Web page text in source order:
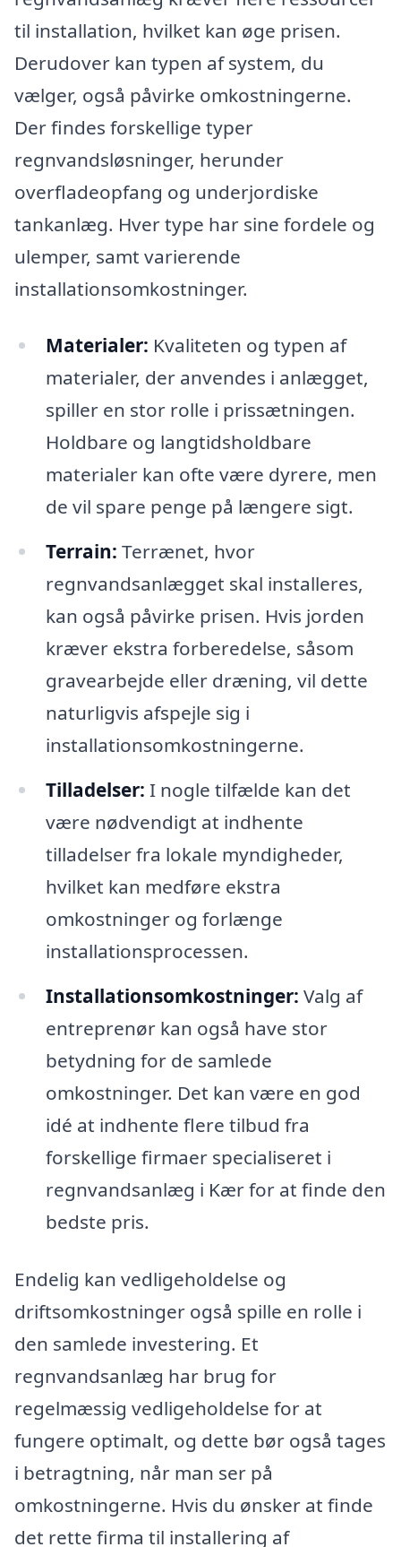
til installation, hvilket kan øge prisen.
Derudover kan typen af system, du
vælger, også påvirke omkostningerne.
Der findes forskellige typer
regnvandsløsninger, herunder
overfladeopfang og underjordiske
tankanlæg. Hver type har sine fordele og
ulemper, samt varierende
installationsomkostninger.
Materialer: Kvaliteten og typen af
materialer, der anvendes i anlægget,
spiller en stor rolle i prissætningen.
Holdbare og langtidsholdbare
materialer kan ofte være dyrere, men
de vil spare penge på længere sigt.
Terrain: Terrænet, hvor
regnvandsanlægget skal installeres,
kan også påvirke prisen. Hvis jorden
kræver ekstra forberedelse, såsom
gravearbejde eller dræning, vil dette
naturligvis afspejle sig i
installationsomkostningerne.
Tilladelser: I nogle tilfælde kan det
være nødvendigt at indhente
tilladelser fra lokale myndigheder,
hvilket kan medføre ekstra
omkostninger og forlænge
installationsprocessen.
Installationsomkostninger: Valg af
entreprenør kan også have stor
betydning for de samlede
omkostninger. Det kan være en god
idé at indhente flere tilbud fra
forskellige firmaer specialiseret i
regnvandsanlæg i Kær for at finde den
bedste pris.
Endelig kan vedligeholdelse og
driftsomkostninger også spille en rolle i
den samlede investering. Et
regnvandsanlæg har brug for
regelmæssig vedligeholdelse for at
fungere optimalt, og dette bør også tages
i betragtning, når man ser på
omkostningerne. Hvis du ønsker at finde
det rette firma til installering af